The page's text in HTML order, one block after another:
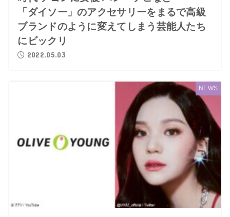
「ダイソー」のアクセサリーをまるで高級
ブランドのように変えてしまう芸能人たち
にビックリ
2022.05.03
NEWS